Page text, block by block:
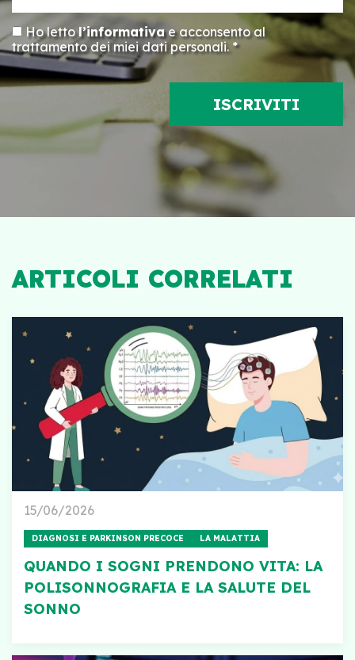
Ho lettol’informativae acconsento al
trattamento dei miei dati personali. *
ARTICOLI CORRELATI
15/06/2026
DIAGNOSI E PARKINSON PRECOCE LA MALATTIA
QUANDO I SOGNI PRENDONO VITA: LA
POLISONNOGRAFIA E LA SALUTE DEL
SONNO